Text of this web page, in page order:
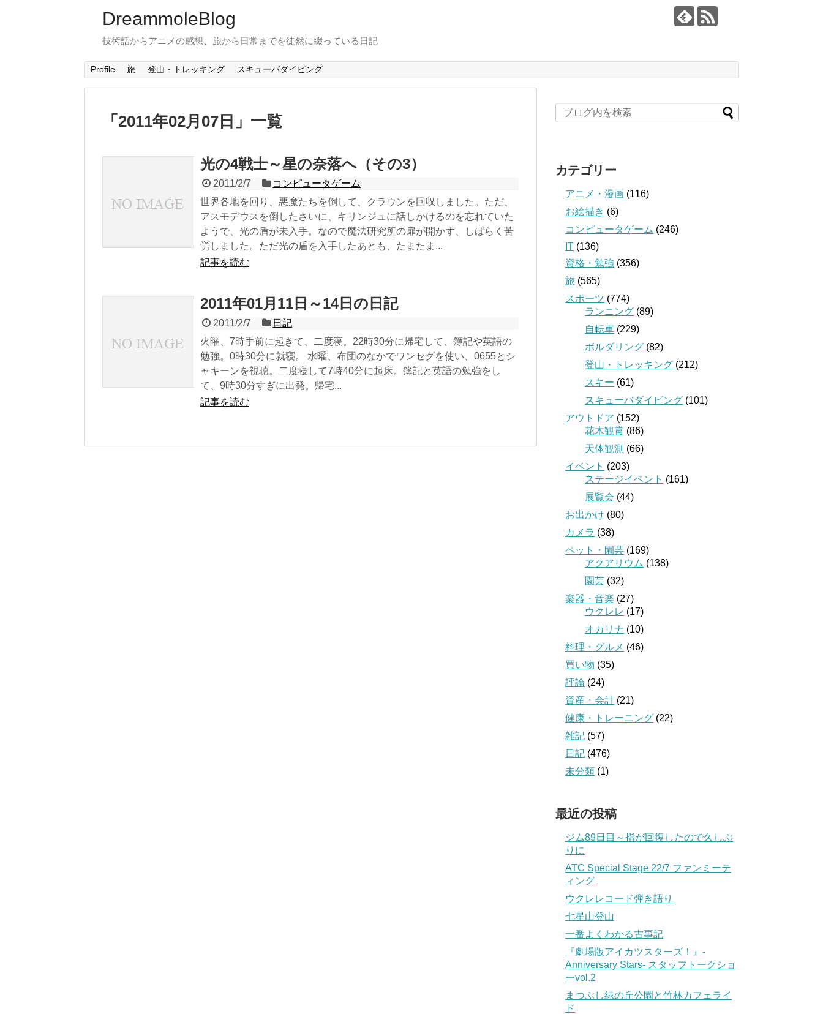
DreammoleBlog
技術話からアニメの感想、旅から日常までを徒然に綴っている日記
Profile 旅 登山・トレッキング スキューバダイビング
「 2011年02月07日 」 一覧
光の4戦士～星の奈落へ（その3）
2011/2/7
コンピュータゲーム
世界各地を回り、悪魔たちを倒して、クラウンを回収しました。ただ、
アスモデウスを倒したさいに、キリンジュに話しかけるのを忘れていた
ようで、光の盾が未入手。なので魔法研究所の扉が開かず、しばらく苦
労しました。ただ光の盾を入手したあとも、たまたま...
記事を読む
2011年01月11日～14日の日記
2011/2/7
日記
火曜、7時手前に起きて、二度寝。22時30分に帰宅して、簿記や英語の
勉強。0時30分に就寝。 水曜、布団のなかでワンセグを使い、0655とシ
ャキーンを視聴。二度寝して7時40分に起床。簿記と英語の勉強をし
て、9時30分すぎに出発。帰宅...
記事を読む
カテゴリー
アニメ・漫画 (116)
お絵描き (6)
コンピュータゲーム (246)
IT (136)
資格・勉強 (356)
旅 (565)
スポーツ (774)
ランニング (89)
自転車 (229)
ボルダリング (82)
登山・トレッキング (212)
スキー (61)
スキューバダイビング (101)
アウトドア (152)
花木観賞 (86)
天体観測 (66)
イベント (203)
ステージイベント (161)
展覧会 (44)
お出かけ (80)
カメラ (38)
ペット・園芸 (169)
アクアリウム (138)
園芸 (32)
楽器・音楽 (27)
ウクレレ (17)
オカリナ (10)
料理・グルメ (46)
買い物 (35)
評論 (24)
資産・会計 (21)
健康・トレーニング (22)
雑記 (57)
日記 (476)
未分類 (1)
最近の投稿
ジム89日目～指が回復したので久しぶ
りに
ATC Special Stage 22/7 ファンミーテ
ィング
ウクレレコード弾き語り
七星山登山
一番よくわかる古事記
『劇場版アイカツスターズ！』-
Anniversary Stars- スタッフトークショ
ーvol.2
まつぶし緑の丘公園と竹林カフェライ
ド